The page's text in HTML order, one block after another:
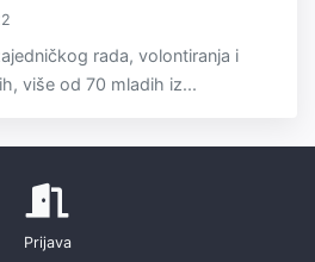
rada, volontiranja i
više od 70 mladih iz...
Prijava